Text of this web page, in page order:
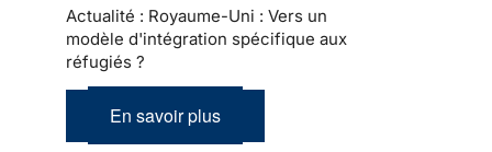
Actualité : Royaume-Uni : Vers un
modèle d'intégration spécifique aux
réfugiés ?
En savoir plus